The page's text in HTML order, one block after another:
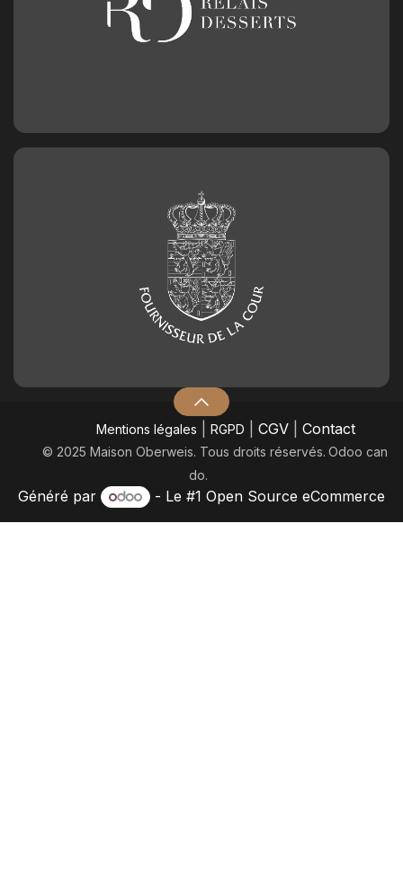
Mentions légales RGPD CGV| Contact
© 2025 Maison Oberweis. Tous droits réservés. ​Odoo can
do.
Généré par - Le #1 Open Source eCommerce